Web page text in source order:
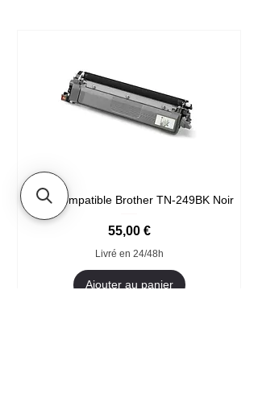
Toner compatible Brother TN-249BK Noir
Prix
55,00 €
Livré en 24/48h
Ajouter au panier